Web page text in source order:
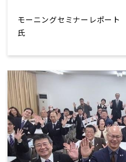
モーニングセミナーレポー
氏